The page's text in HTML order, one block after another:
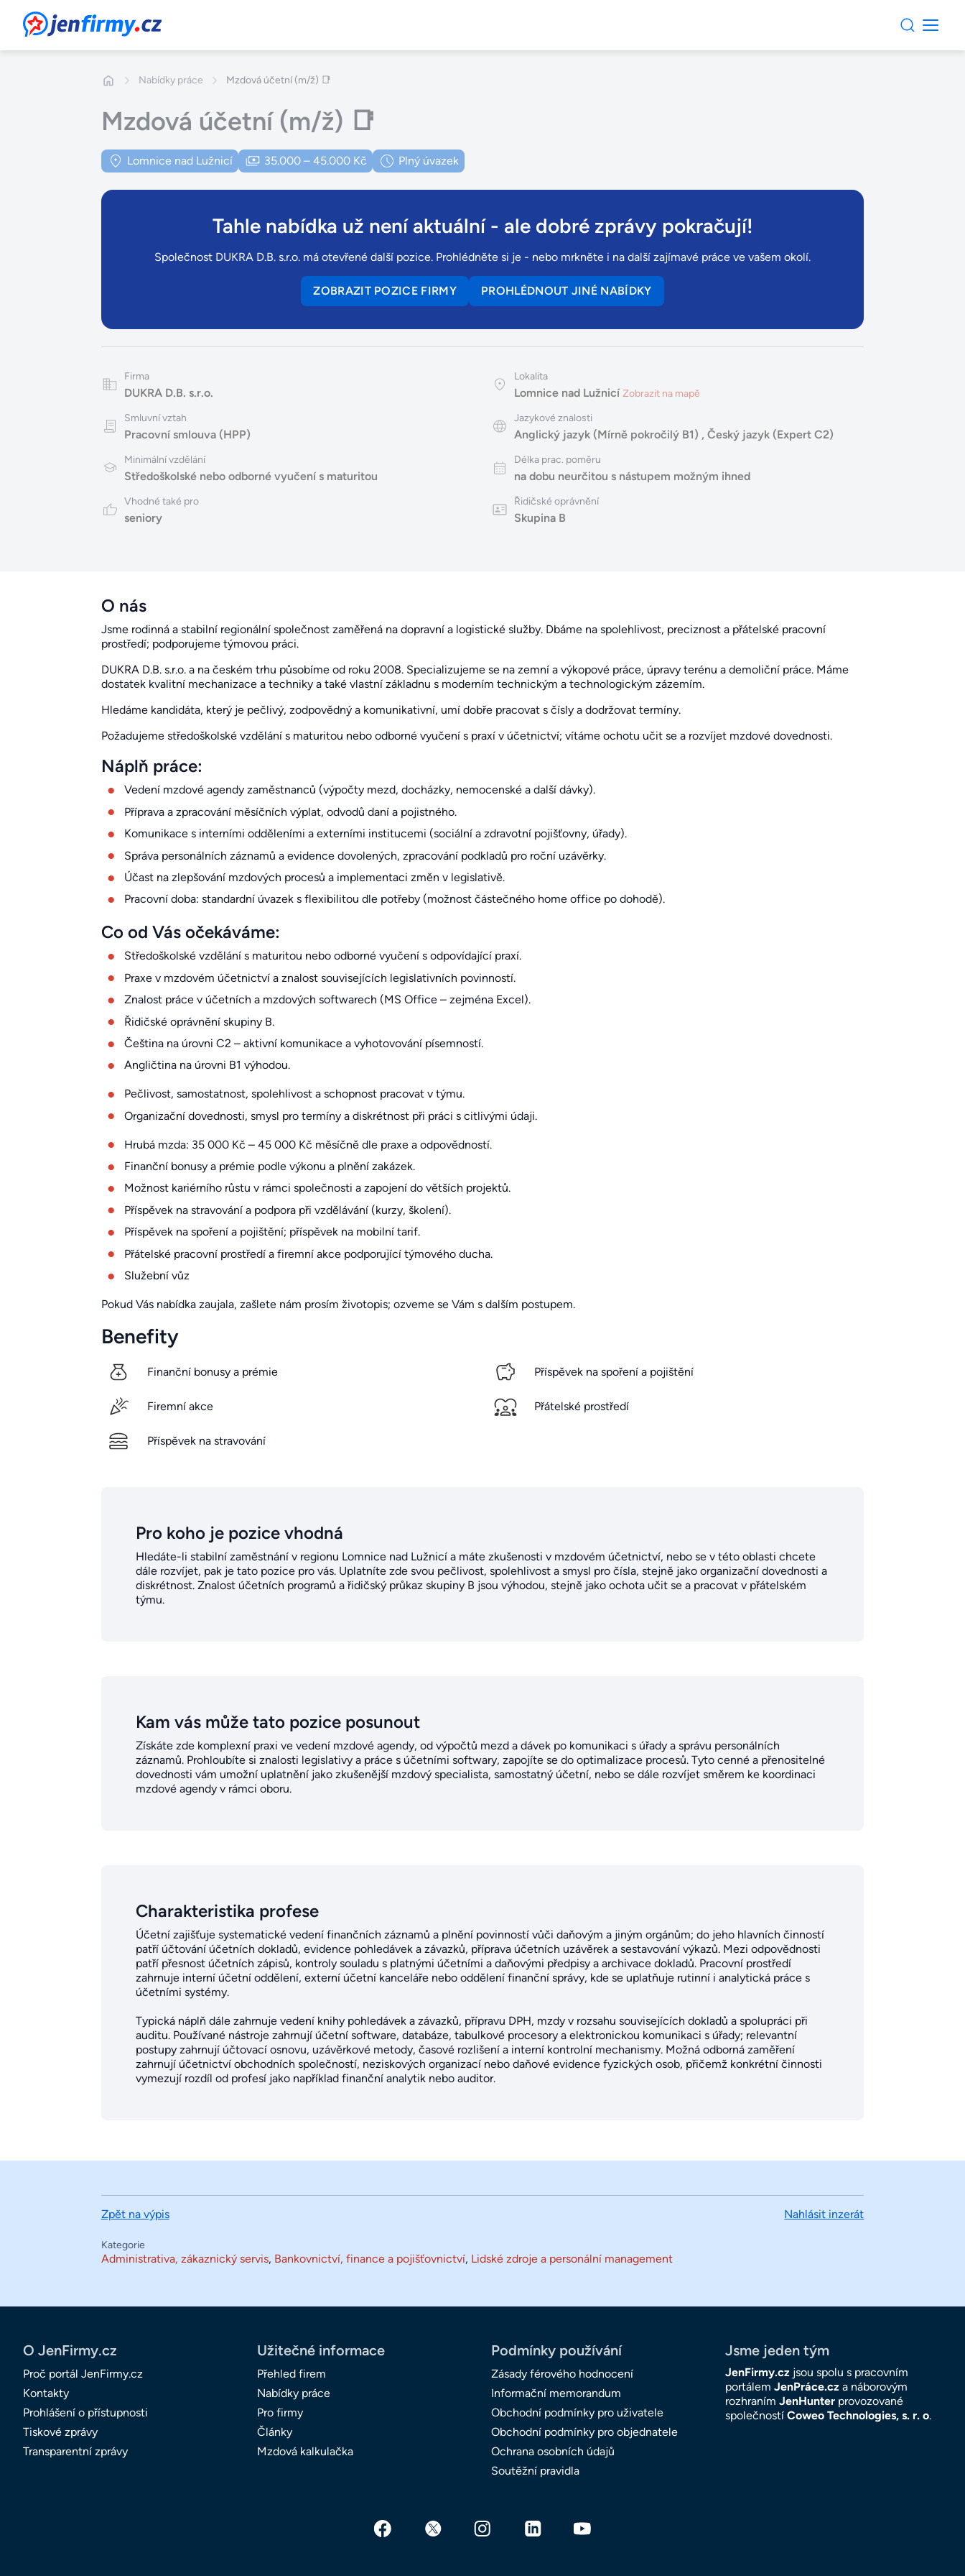
JenFirmy.cz
Nabídky práce Mzdová účetní (m/ž) 📑
Mzdová účetní (m/ž) 📑
Lomnice nad Lužnicí 35.000 – 45.000 Kč Plný úvazek
Tahle nabídka už není aktuální- ale dobré zprávy pokračují!
Společnost DUKRA D.B. s.r.o. má otevřené další pozice. Prohlédněte si je - nebo mrkněte i na další zajímavé práce ve vašem okolí.
ZOBRAZIT POZICE FIRMY PROHLÉDNOUT JINÉ NABÍDKY
Firma
DUKRA D.B. s.r.o.
Lokalita
Lomnice nad Lužnicí Zobrazit na mapě
Smluvní vztah
Pracovní smlouva (HPP)
Jazykové znalosti
Anglický jazyk (Mírně pokročilý B1) , Český jazyk (Expert C2)
Minimální vzdělání
Středoškolské nebo odborné vyučení s maturitou
Délka prac. poměru
na dobu neurčitou s nástupem možným ihned
Vhodné také pro
seniory
Řidičské oprávnění
Skupina B
O nás
Jsme rodinná a stabilní regionální společnost zaměřená na dopravní a logistické služby. Dbáme na spolehlivost, preciznost a přátelské pracovní
prostředí; podporujeme týmovou práci.
DUKRA D.B. s.r.o. a na českém trhu působíme od roku 2008. Specializujeme se na zemní a výkopové práce, úpravy terénu a demoliční práce. Máme
dostatek kvalitní mechanizace a techniky a také vlastní základnu s moderním technickým a technologickým zázemím.
Hledáme kandidáta, který je pečlivý, zodpovědný a komunikativní, umí dobře pracovat s čísly a dodržovat termíny.
Požadujeme středoškolské vzdělání s maturitou nebo odborné vyučení s praxí v účetnictví; vítáme ochotu učit se a rozvíjet mzdové dovednosti.
Náplň práce:
Vedení mzdové agendy zaměstnanců (výpočty mezd, docházky, nemocenské a další dávky).
Příprava a zpracování měsíčních výplat, odvodů daní a pojistného.
Komunikace s interními odděleními a externími institucemi (sociální a zdravotní pojišťovny, úřady).
Správa personálních záznamů a evidence dovolených, zpracování podkladů pro roční uzávěrky.
Účast na zlepšování mzdových procesů a implementaci změn v legislativě.
Pracovní doba: standardní úvazek s flexibilitou dle potřeby (možnost částečného home office po dohodě).
Co od Vás očekáváme:
Středoškolské vzdělání s maturitou nebo odborné vyučení s odpovídající praxí.
Praxe v mzdovém účetnictví a znalost souvisejících legislativních povinností.
Znalost práce v účetních a mzdových softwarech (MS Office – zejména Excel).
Řidičské oprávnění skupiny B.
Čeština na úrovni C2 – aktivní komunikace a vyhotovování písemností.
Angličtina na úrovni B1 výhodou.
Pečlivost, samostatnost, spolehlivost a schopnost pracovat v týmu.
Organizační dovednosti, smysl pro termíny a diskrétnost při práci s citlivými údaji.
Hrubá mzda: 35 000 Kč – 45 000 Kč měsíčně dle praxe a odpovědností.
Finanční bonusy a prémie podle výkonu a plnění zakázek.
Možnost kariérního růstu v rámci společnosti a zapojení do větších projektů.
Příspěvek na stravování a podpora při vzdělávání (kurzy, školení).
Příspěvek na spoření a pojištění; příspěvek na mobilní tarif.
Přátelské pracovní prostředí a firemní akce podporující týmového ducha.
Služební vůz
Pokud Vás nabídka zaujala, zašlete nám prosím životopis; ozveme se Vám s dalším postupem.
Benefity
Finanční bonusy a prémie
Firemní akce
Příspěvek na stravování
Příspěvek na spoření a pojištění
Přátelské prostředí
Pro koho je pozice vhodná
Hledáte-li stabilní zaměstnání v regionu Lomnice nad Lužnicí a máte zkušenosti v mzdovém účetnictví, nebo se v této oblasti chcete
dále rozvíjet, pak je tato pozice pro vás. Uplatníte zde svou pečlivost, spolehlivost a smysl pro čísla, stejně jako organizační dovednosti a
diskrétnost. Znalost účetních programů a řidičský průkaz skupiny B jsou výhodou, stejně jako ochota učit se a pracovat v přátelském
týmu.
Kam vás může tato pozice posunout
Získáte zde komplexní praxi ve vedení mzdové agendy, od výpočtů mezd a dávek po komunikaci s úřady a správu personálních
záznamů. Prohloubíte si znalosti legislativy a práce s účetními softwary, zapojíte se do optimalizace procesů. Tyto cenné a přenositelné
dovednosti vám umožní uplatnění jako zkušenější mzdový specialista, samostatný účetní, nebo se dále rozvíjet směrem ke koordinaci
mzdové agendy v rámci oboru.
Charakteristika profese
Účetní zajišťuje systematické vedení finančních záznamů a plnění povinností vůči daňovým a jiným orgánům; do jeho hlavních činností
patří účtování účetních dokladů, evidence pohledávek a závazků, příprava účetních uzávěrek a sestavování výkazů. Mezi odpovědnosti
patří přesnost účetních zápisů, kontroly souladu s platnými účetními a daňovými předpisy a archivace dokladů. Pracovní prostředí
zahrnuje interní účetní oddělení, externí účetní kanceláře nebo oddělení finanční správy, kde se uplatňuje rutinní i analytická práce s
účetními systémy.
Typická náplň dále zahrnuje vedení knihy pohledávek a závazků, přípravu DPH, mzdy v rozsahu souvisejících dokladů a spolupráci při
auditu. Používané nástroje zahrnují účetní software, databáze, tabulkové procesory a elektronickou komunikaci s úřady; relevantní
postupy zahrnují účtovací osnovu, uzávěrkové metody, časové rozlišení a interní kontrolní mechanismy. Možná odborná zaměření
zahrnují účetnictví obchodních společností, neziskových organizací nebo daňové evidence fyzických osob, přičemž konkrétní činnosti
vymezují rozdíl od profesí jako například finanční analytik nebo auditor.
Zpět na výpis Nahlásit inzerát
Kategorie
Administrativa, zákaznický servis, Bankovnictví, finance a pojišťovnictví, Lidské zdroje a personální management
O JenFirmy.cz
Proč portál JenFirmy.cz
Kontakty
Prohlášení o přístupnosti
Tiskové zprávy
Transparentní zprávy
Užitečné informace
Přehled firem
Nabídky práce
Pro firmy
Články
Mzdová kalkulačka
Podmínky používání
Zásady férového hodnocení
Informační memorandum
Obchodní podmínky pro uživatele
Obchodní podmínky pro objednatele
Ochrana osobních údajů
Soutěžní pravidla
Jsme jeden tým
JenFirmy.cz jsou spolu s pracovním
portálem JenPráce.cz a náborovým
rozhraním JenHunter provozované
společností Coweo Technologies, s. r. o.